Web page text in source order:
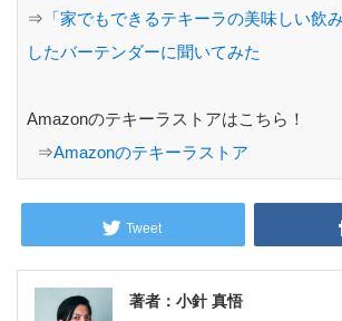
⇒ 「家でもできるテキーラの美味しい飲
したバーテンダーに聞いてみた
Amazonのテキーラストアはこちら！
⇒Amazonのテキーラストア
Tweet
著者：小針 真悟